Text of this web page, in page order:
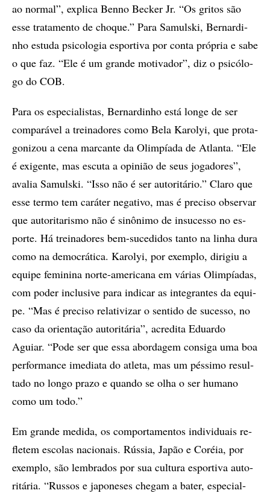
ao nor­mal”, ex­pli­ca Ben­no Bec­ker Jr. “Os gri­tos são
esse tra­ta­men­to de cho­que.” Para Sa­muls­ki, Ber­nar­di­
nho es­tu­da psi­co­lo­gia es­por­ti­va por con­ta pró­pria e sa­be
o que faz. “Ele é um gran­de mo­ti­va­dor”, diz o psi­có­lo­
go do COB.
Para os es­pe­ci­a­lis­tas, Ber­nar­di­nho está lon­ge de ser
com­pa­rá­vel a trei­na­do­res como Bela Ka­rol­yi, que pro­ta­
go­ni­zou a cena mar­can­te da Olim­pí­a­da de Atlan­ta. “Ele
é exi­gen­te, mas es­cu­ta a opi­ni­ão de seus jo­ga­do­res”,
ava­lia Sa­muls­ki. “Isso não é ser au­to­ri­tá­rio.” Cla­ro que
esse ter­mo tem ca­rá­ter ne­ga­ti­vo, mas é pre­ci­so ob­ser­var
que au­to­ri­ta­ris­mo não é si­nô­ni­mo de in­su­ces­so no es­
por­te. Há trei­na­do­res bem-su­ce­di­dos tan­to na li­nha dura
como na de­mo­crá­ti­ca. Ka­rol­yi, por exem­plo, di­ri­giu a
equi­pe fe­mi­ni­na nor­te-ame­ri­ca­na em vá­ri­as Olim­pí­a­das,
com po­der in­clu­si­ve para in­di­car as in­te­gran­tes da equi­
pe. “Mas é pre­ci­so re­la­ti­vi­zar o sen­ti­do de su­ces­so, no
caso da ori­en­ta­ção au­to­ri­tá­ria”, acre­di­ta Edu­ar­do
Aguiar. “Po­de ser que essa abordagem con­si­ga uma boa
per­for­man­ce ime­di­a­ta do atle­ta, mas um pés­si­mo re­sul­
ta­do no longo prazo e quan­do se olha o ser hu­ma­no
como um todo.”
Em gran­de me­di­da, os com­por­ta­men­tos in­di­vi­du­ais re­
fle­tem es­co­las na­ci­o­nais. Rús­sia, Ja­pão e Co­réia, por
exem­plo, são lem­bra­dos por sua cul­tu­ra es­por­ti­va au­to­
ri­tá­ria. “Rus­sos e ja­po­ne­ses che­gam a ba­ter, es­pe­ci­al­